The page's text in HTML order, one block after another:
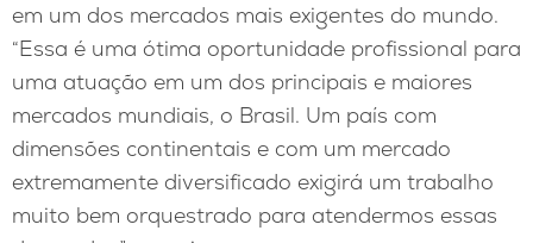
em um dos mercados mais exigentes do mundo.
“Essa é uma ótima oportunidade profissional para
uma atuação em um dos principais e maiores
mercados mundiais, o Brasil. Um país com
dimensões continentais e com um mercado
extremamente diversificado exigirá um trabalho
muito bem orquestrado para atendermos essas